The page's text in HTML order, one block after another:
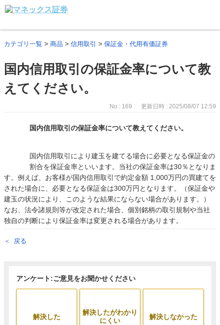
カテゴリ一覧 > 商品 > 信用取引 > 保証金・代用有価証券
国内信用取引の保証金率について教
えてください。
No : 169 更新日時 : 2025/08/07 12:59
国内信用取引の保証金率について教えてください。
国内信用取引により建玉を建てる場合に必要となる保証金の
割合を保証金率といいます。当社の保証金率は30％となりま
す。例えば、お客様が国内信用取引で約定金額 1,000万円の買建てを
された場合に、必要となる保証金は300万円となります。（保証金や
建玉の状況により、このような結果にならない場合があります。）
なお、法令諸規則等が改定された場合、個別銘柄の取引規制や当社
独自の判断により保証金率は変更される場合があります。
戻る
アンケート:ご意見をお聞かせください
解決した
解決したがわかり
にくい
解決しなかった